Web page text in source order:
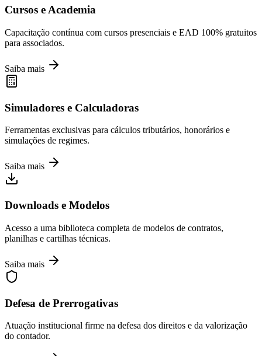
Cursos e Academia
Capacitação contínua com cursos presenciais e EAD 100% gratuitos
para associados.
Saiba mais
Simuladores e Calculadoras
Ferramentas exclusivas para cálculos tributários, honorários e
simulações de regimes.
Saiba mais
Downloads e Modelos
Acesso a uma biblioteca completa de modelos de contratos,
planilhas e cartilhas técnicas.
Saiba mais
Defesa de Prerrogativas
Atuação institucional firme na defesa dos direitos e da valorização
do contador.